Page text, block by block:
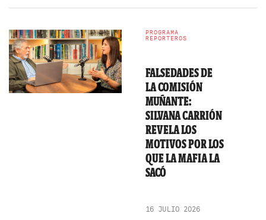
PROGRAMA
REPORTEROS
FALSEDADES DE
LA COMISIÓN
MUÑANTE:
SILVANA CARRIÓN
REVELA LOS
MOTIVOS POR LOS
QUE LA MAFIA LA
SACÓ
16 JULIO 2026